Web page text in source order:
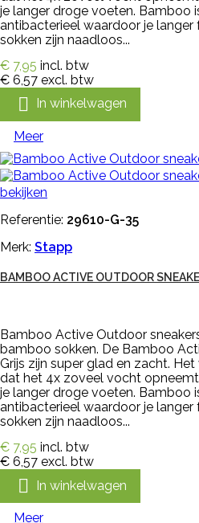
je langer droge voeten. Bamboo
antibacterieel waardoor je langer
sokken zijn naadloos...
€ 7,95 incl. btw
€ 6,57 excl. btw
 In winkelwagen
Meer
bekijken
Referentie: 29610-G-35
Merk: Stapp
BAMBOO ACTIVE OUTDOOR
Bamboo Active Outdoor
bamboo sokken. De Bamboo
Grijs zijn super glad en zacht.
dat het 4x zoveel vocht
je langer droge voeten. Bamboo
antibacterieel waardoor je langer
sokken zijn naadloos...
€ 7,95 incl. btw
€ 6,57 excl. btw
 In winkelwagen
Meer